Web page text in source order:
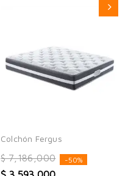
Colchón Fergus
$ 7,186,000
-50%